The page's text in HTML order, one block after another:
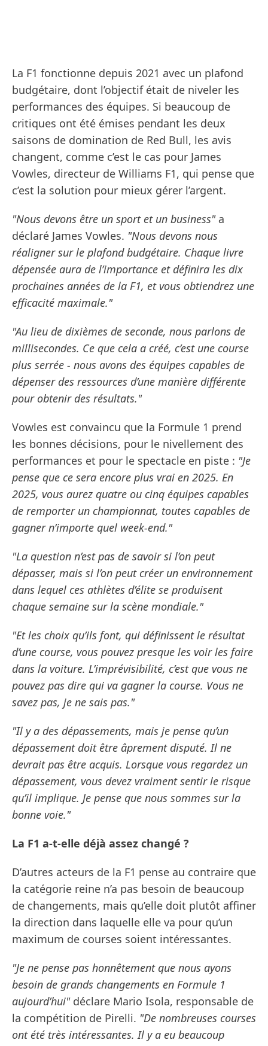
La F1 fonctionne depuis 2021 avec un plafond
budgétaire, dont l’objectif était de niveler les
performances des équipes. Si beaucoup de
critiques ont été émises pendant les deux
saisons de domination de Red Bull, les avis
changent, comme c’est le cas pour James
Vowles, directeur de Williams F1, qui pense que
c’est la solution pour mieux gérer l’argent.
"Nous devons être un sport et un business"a
déclaré James Vowles. "Nous devons nous
réaligner sur le plafond budgétaire. Chaque livre
dépensée aura de l’importance et définira les dix
prochaines années de la F1, et vous obtiendrez une
efficacité maximale."
"Au lieu de dixièmes de seconde, nous parlons de
millisecondes. Ce que cela a créé, c’est une course
plus serrée - nous avons des équipes capables de
dépenser des ressources d’une manière différente
pour obtenir des résultats."
Vowles est convaincu que la Formule 1 prend
les bonnes décisions, pour le nivellement des
performances et pour le spectacle en piste : "Je
pense que ce sera encore plus vrai en 2025. En
2025, vous aurez quatre ou cinq équipes capables
de remporter un championnat, toutes capables de
gagner n’importe quel week-end."
"La question n’est pas de savoir si l’on peut
dépasser, mais si l’on peut créer un environnement
dans lequel ces athlètes d’élite se produisent
chaque semaine sur la scène mondiale."
"Et les choix qu’ils font, qui définissent le résultat
d’une course, vous pouvez presque les voir les faire
dans la voiture. L’imprévisibilité, c’est que vous ne
pouvez pas dire qui va gagner la course. Vous ne
savez pas, je ne sais pas."
"Il y a des dépassements, mais je pense qu’un
dépassement doit être âprement disputé. Il ne
devrait pas être acquis. Lorsque vous regardez un
dépassement, vous devez vraiment sentir le risque
qu’il implique. Je pense que nous sommes sur la
bonne voie."
La F1 a-t-elle déjà assez changé ?
D’autres acteurs de la F1 pense au contraire que
la catégorie reine n’a pas besoin de beaucoup
de changements, mais qu’elle doit plutôt affiner
la direction dans laquelle elle va pour qu’un
maximum de courses soient intéressantes.
"Je ne pense pas honnêtement que nous ayons
besoin de grands changements en Formule 1
aujourd’hui" déclare Mario Isola, responsable de
la compétition de Pirelli. "De nombreuses courses
ont été très intéressantes. Il y a eu beaucoup